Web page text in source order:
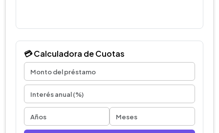
💳 Calculadora de Cuotas